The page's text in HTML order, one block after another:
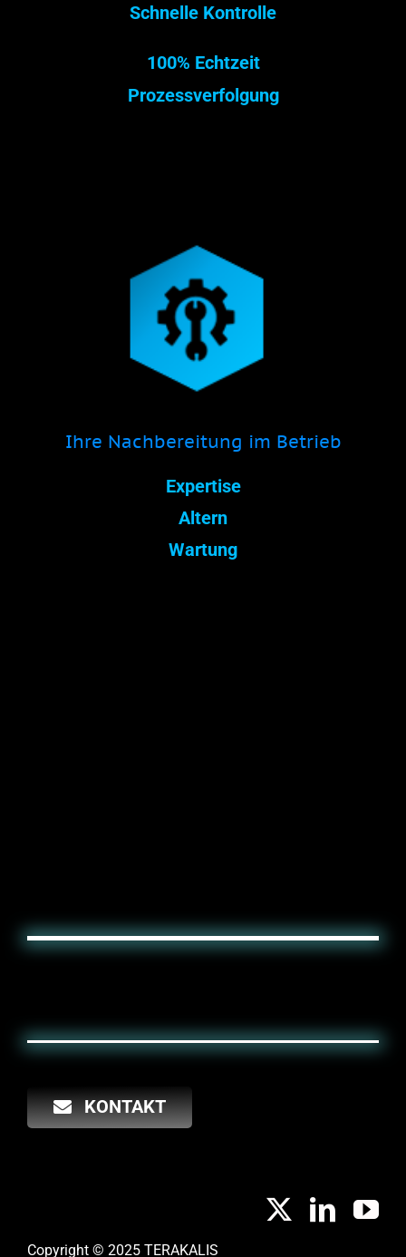
Schnelle Kontrolle
100% Echtzeit
Prozessverfolgung
Ihre Nachbereitung im Betrieb
Expertise
Altern
Wartung
KONTAKT
Copyright © 2025 TERAKALIS